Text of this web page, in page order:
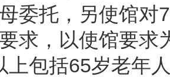
委托，另使馆对
求，以使馆要求
上包括65岁老年